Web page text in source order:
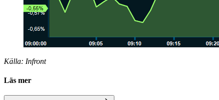
Källa: Infront
Läs mer